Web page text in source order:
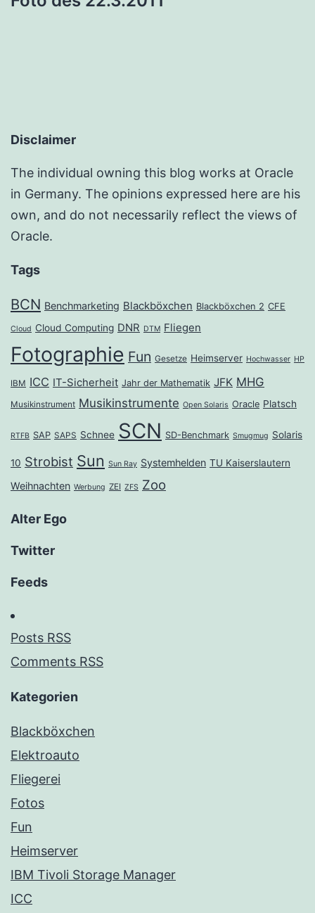
Disclaimer
The individual owning this blog works at Oracle
in Germany. The opinions expressed here are his
own, and do not necessarily reflect the views of
Oracle.
Tags
BCN Benchmarketing Blackböxchen Blackböxchen 2 CFE
Cloud Cloud Computing DNR DTM Fliegen
Fotographie Fun Gesetze Heimserver Hochwasser HP
IBM ICC IT-Sicherheit Jahr der Mathematik JFK MHG
Musikinstrument Musikinstrumente Open Solaris Oracle Platsch
RTFB SAP SAPS Schnee SCN SD-Benchmark Smugmug Solaris
10 Strobist Sun Sun Ray Systemhelden TU Kaiserslautern
Weihnachten Werbung ZEI ZFS Zoo
Alter Ego
Twitter
Feeds
Posts RSS
Comments RSS
Kategorien
Blackböxchen
Elektroauto
Fliegerei
Fotos
Fun
Heimserver
IBM Tivoli Storage Manager
ICC